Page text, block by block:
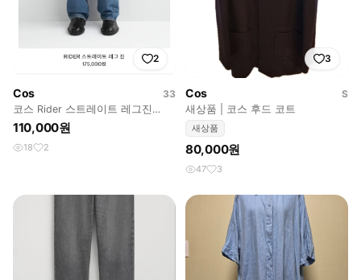
2
Cos
33
코스 Rider 스트레이트 레그진
33/32
110,000원
18 2
3
Cos
S
새상품 | 코스 후드 코트
새상품
80,000원
47 3